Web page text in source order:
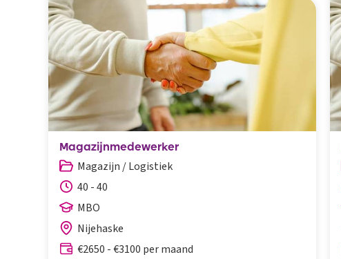
Magazijnmedewerker
Magazijn / Logistiek
40 - 40
MBO
Nijehaske
€2650 - €3100 per maand